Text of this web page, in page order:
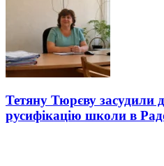
Тетяну Тюрєву засудили
русифікацію школи в